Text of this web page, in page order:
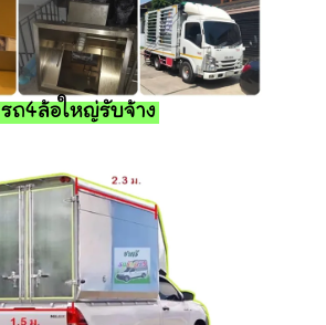
รถ4ล้อใหญ่รับจ้าง